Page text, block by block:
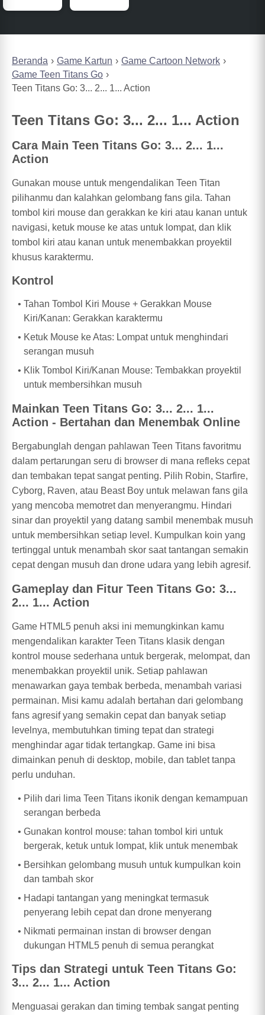
Beranda Game Kartun
Game Cartoon Network
Game Teen Titans Go
Teen Titans Go: 3... 2... 1... Action
Teen Titans Go: 3... 2... 1... Action
Cara Main Teen Titans Go: 3... 2... 1...
Action
Gunakan mouse untuk mengendalikan Teen Titan
pilihanmu dan kalahkan gelombang fans gila. Tahan
tombol kiri mouse dan gerakkan ke kiri atau kanan untuk
navigasi, ketuk mouse ke atas untuk lompat, dan klik
tombol kiri atau kanan untuk menembakkan proyektil
khusus karaktermu.
Kontrol
Tahan Tombol Kiri Mouse + Gerakkan Mouse
Kiri/Kanan: Gerakkan karaktermu
Ketuk Mouse ke Atas: Lompat untuk menghindari
serangan musuh
Klik Tombol Kiri/Kanan Mouse: Tembakkan proyektil
untuk membersihkan musuh
Mainkan Teen Titans Go: 3... 2... 1...
Action - Bertahan dan Menembak Online
Bergabunglah dengan pahlawan Teen Titans favoritmu
dalam pertarungan seru di browser di mana refleks cepat
dan tembakan tepat sangat penting. Pilih Robin, Starfire,
Cyborg, Raven, atau Beast Boy untuk melawan fans gila
yang mencoba memotret dan menyerangmu. Hindari
sinar dan proyektil yang datang sambil menembak musuh
untuk membersihkan setiap level. Kumpulkan koin yang
tertinggal untuk menambah skor saat tantangan semakin
cepat dengan musuh dan drone udara yang lebih agresif.
Gameplay dan Fitur Teen Titans Go: 3...
2... 1... Action
Game HTML5 penuh aksi ini memungkinkan kamu
mengendalikan karakter Teen Titans klasik dengan
kontrol mouse sederhana untuk bergerak, melompat, dan
menembakkan proyektil unik. Setiap pahlawan
menawarkan gaya tembak berbeda, menambah variasi
permainan. Misi kamu adalah bertahan dari gelombang
fans agresif yang semakin cepat dan banyak setiap
levelnya, membutuhkan timing tepat dan strategi
menghindar agar tidak tertangkap. Game ini bisa
dimainkan penuh di desktop, mobile, dan tablet tanpa
perlu unduhan.
Pilih dari lima Teen Titans ikonik dengan kemampuan
serangan berbeda
Gunakan kontrol mouse: tahan tombol kiri untuk
bergerak, ketuk untuk lompat, klik untuk menembak
Bersihkan gelombang musuh untuk kumpulkan koin
dan tambah skor
Hadapi tantangan yang meningkat termasuk
penyerang lebih cepat dan drone menyerang
Nikmati permainan instan di browser dengan
dukungan HTML5 penuh di semua perangkat
Tips dan Strategi untuk Teen Titans Go:
3... 2... 1... Action
Menguasai gerakan dan timing tembak sangat penting